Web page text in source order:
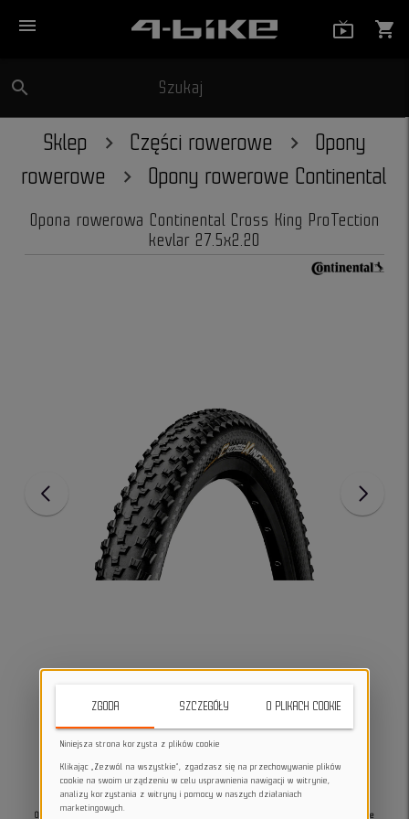
menu shopping_cart
search Szukaj
Sklep Części rowerowe
Opony
rowerowe
Opony rowerowe Continental
Opona rowerowa Continental Cross King ProTection
kevlar 27.5x2.20
Opona rowerowa Continental Cross King ProTection kevlar 27.5x2.20 to wszechstronne
ZGODA SZCZEGÓŁY O PLIKACH COOKIE
Niniejsza strona korzysta z plików cookie
Klikając „Zezwól na wszystkie”, zgadzasz się na przechowywanie plików
cookie na swoim urządzeniu w celu usprawnienia nawigacji w witrynie,
analizy korzystania z witryny i pomocy w naszych działaniach
marketingowych.